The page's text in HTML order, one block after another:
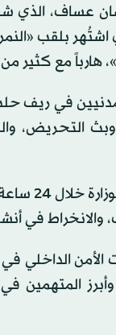
عساف،
بلقب
هارباً مع كثير
في ريف حلب
وبث
آنذاك،
في
الأمن
المتهمين